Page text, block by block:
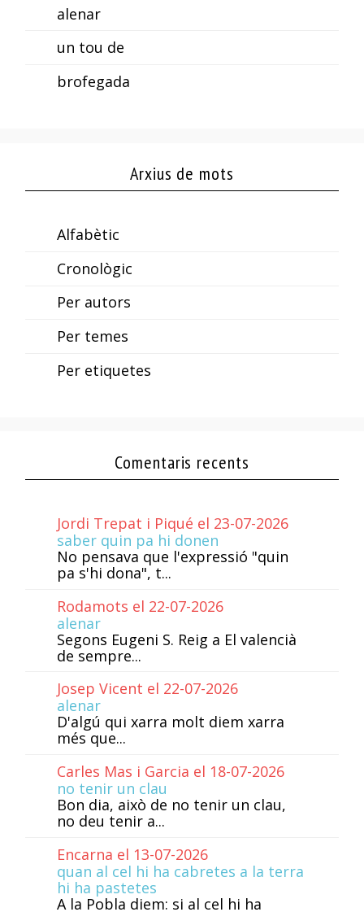
alenar
un tou de
brofegada
Arxius de mots
Alfabètic
Cronològic
Per autors
Per temes
Per etiquetes
Comentaris recents
Jordi Trepat i Piqué el 23-07-2026
saber quin pa hi donen
No pensava que l'expressió "quin
pa s'hi dona", t...
Rodamots el 22-07-2026
alenar
Segons Eugeni S. Reig a El valencià
de sempre...
Josep Vicent el 22-07-2026
alenar
D'algú qui xarra molt diem xarra
més que...
Carles Mas i Garcia el 18-07-2026
no tenir un clau
Bon dia, això de no tenir un clau,
no deu tenir a...
Encarna el 13-07-2026
quan al cel hi ha cabretes a la terra
hi ha pastetes
A la Pobla diem: si al cel hi ha